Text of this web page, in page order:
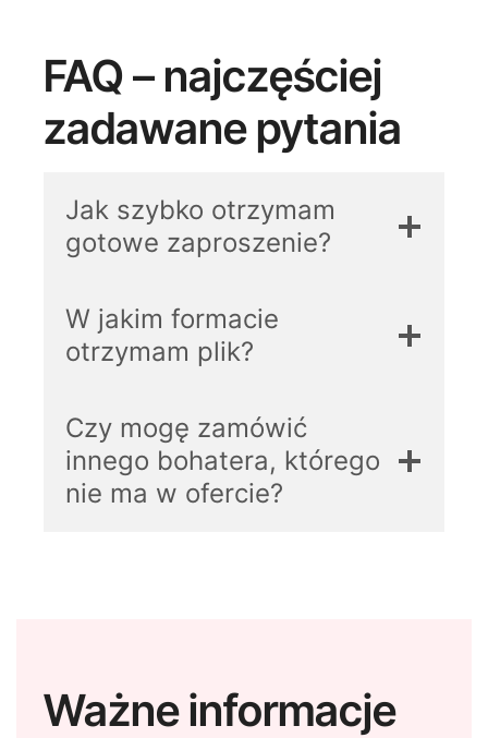
FAQ – najczęściej
zadawane pytania
Jak szybko otrzymam
gotowe zaproszenie?
W jakim formacie
otrzymam plik?
Czy mogę zamówić
innego bohatera, którego
nie ma w ofercie?
Ważne informacje